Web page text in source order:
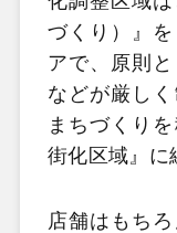
づくり）』
アで、原則
などが厳し
まちづくり
街化区域』に
店舗はもち